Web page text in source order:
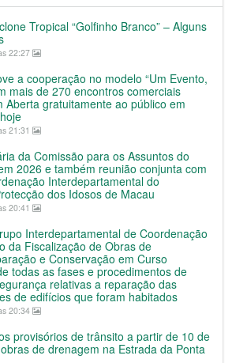
Tropical “Golfinho Branco” – Alguns
22:27
a cooperação no modelo “Um Evento,
mais de 270 encontros comerciais
Aberta gratuitamente ao público em
21:31
da Comissão para os Assuntos do
2026 e também reunião conjunta com
Interdepartamental do
dos Idosos de Macau
20:41
Interdepartamental de Coordenação
da Fiscalização de Obras de
e Conservação em Curso
todas as fases e procedimentos de
relativas a reparação das
de edifícios que foram habitados
20:34
provisórios de trânsito a partir de 10 de
de drenagem na Estrada da Ponta